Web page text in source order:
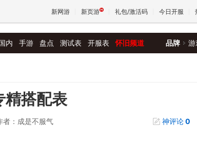
新网游 新页游 礼包/激活码 今日开服
内 手游 盘点 测试表 开服表 怀旧频道 品牌 游
精搭配表
者：成是不服气 神评论0